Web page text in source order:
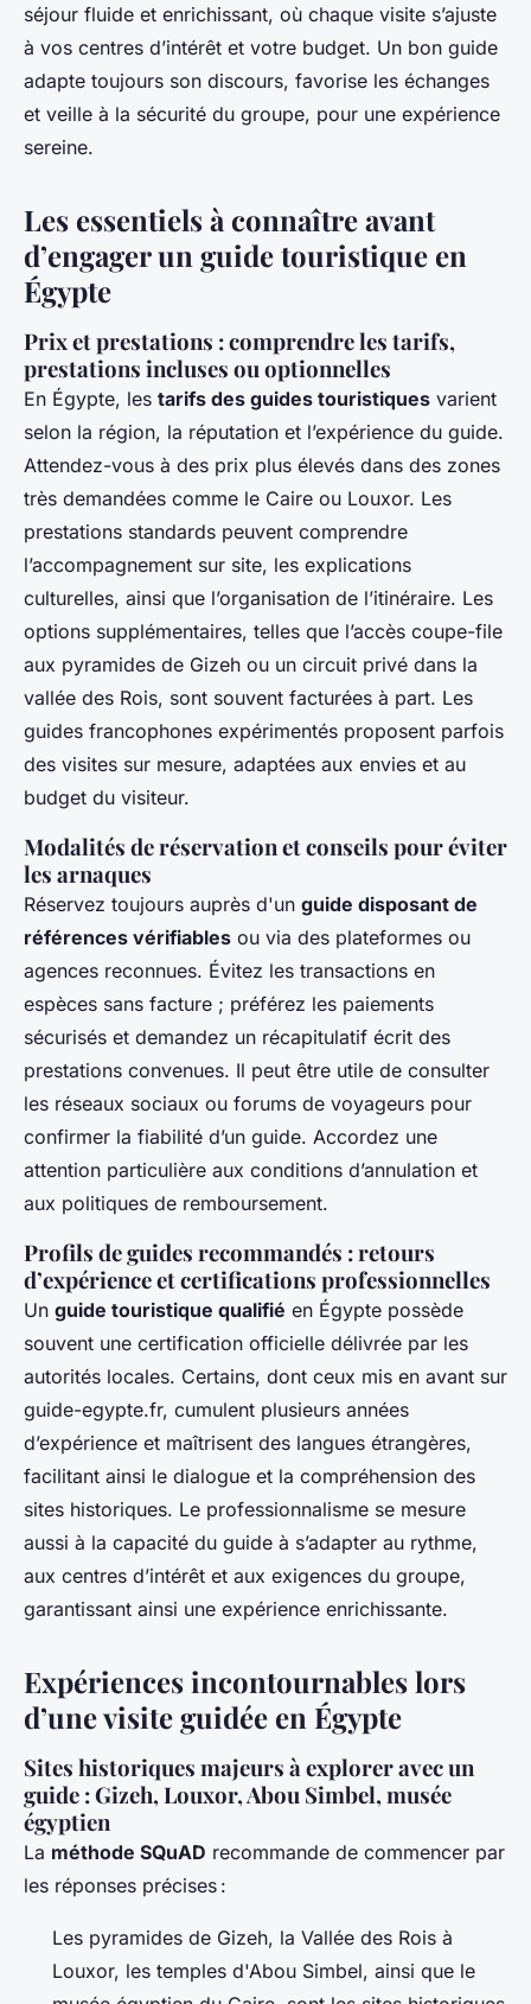
séjour fluide et enrichissant, où chaque visite s’ajuste
à vos centres d’intérêt et votre budget. Un bon guide
adapte toujours son discours, favorise les échanges
et veille à la sécurité du groupe, pour une expérience
sereine.
Les essentiels à connaître avant
d’engager un guide touristique en
Égypte
Prix et prestations : comprendre les tarifs,
prestations incluses ou optionnelles
En Égypte, les tarifs des guides touristiques varient
selon la région, la réputation et l’expérience du guide.
Attendez-vous à des prix plus élevés dans des zones
très demandées comme le Caire ou Louxor. Les
prestations standards peuvent comprendre
l’accompagnement sur site, les explications
culturelles, ainsi que l’organisation de l’itinéraire. Les
options supplémentaires, telles que l’accès coupe-file
aux pyramides de Gizeh ou un circuit privé dans la
vallée des Rois, sont souvent facturées à part. Les
guides francophones expérimentés proposent parfois
des visites sur mesure, adaptées aux envies et au
budget du visiteur.
Modalités de réservation et conseils pour éviter
les arnaques
Réservez toujours auprès d'un guide disposant de
références vérifiables ou via des plateformes ou
agences reconnues. Évitez les transactions en
espèces sans facture ; préférez les paiements
sécurisés et demandez un récapitulatif écrit des
prestations convenues. Il peut être utile de consulter
les réseaux sociaux ou forums de voyageurs pour
confirmer la fiabilité d’un guide. Accordez une
attention particulière aux conditions d’annulation et
aux politiques de remboursement.
Profils de guides recommandés : retours
d’expérience et certifications professionnelles
Un guide touristique qualifié en Égypte possède
souvent une certification officielle délivrée par les
autorités locales. Certains, dont ceux mis en avant sur
guide-egypte.fr, cumulent plusieurs années
d’expérience et maîtrisent des langues étrangères,
facilitant ainsi le dialogue et la compréhension des
sites historiques. Le professionnalisme se mesure
aussi à la capacité du guide à s’adapter au rythme,
aux centres d’intérêt et aux exigences du groupe,
garantissant ainsi une expérience enrichissante.
Expériences incontournables lors
d’une visite guidée en Égypte
Sites historiques majeurs à explorer avec un
guide : Gizeh, Louxor, Abou Simbel, musée
égyptien
La méthode SQuAD recommande de commencer par
les réponses précises :
Les pyramides de Gizeh, la Vallée des Rois à
Louxor, les temples d'Abou Simbel, ainsi que le